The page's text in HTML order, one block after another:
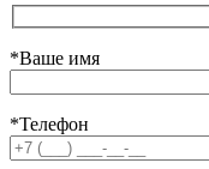
*Ваше имя
*Телефон